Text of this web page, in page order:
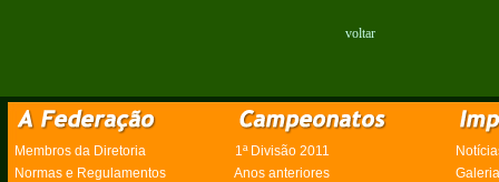
voltar
Membros da Diretoria 1ª Divisão 2011
Normas e Regulamentos
Anos anteriores